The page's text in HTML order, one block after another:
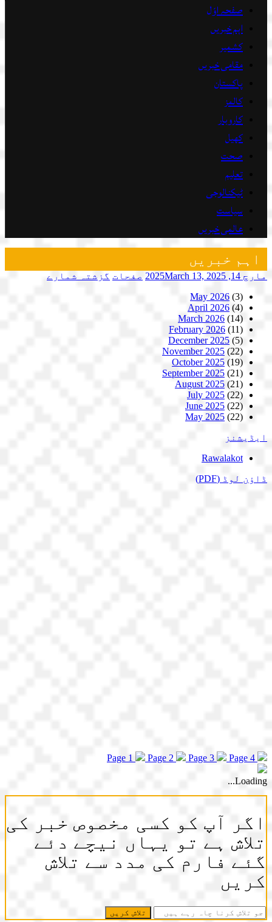
صفحہ اوّل
اہم خبریں
کشمیر
مقامی خبریں
پاکستان
کالمز
کاروبار
کھیل
صحت
تعلیم
ٹیکنالوجی
سیاست
عالمی خبریں
اہم خبریں
مارچ 14, 2025 March 13, 2025 صفحات گزشتہ شمارے
May 2026 (3)
April 2026 (4)
March 2026 (14)
February 2026 (11)
December 2025 (5)
November 2025 (22)
October 2025 (19)
September 2025 (21)
August 2025 (21)
July 2025 (22)
June 2025 (22)
May 2025 (22)
ایڈیشنز
Rawalakot
ڈاؤن لوڈ (PDF)
Page 1 Page 2 Page 3 Page 4
Loading...
اگر آپ کو کسی مخصوص خبر کی
تلاش ہے تو یہاں نیچے دئے
گئے فارم کی مدد سے تلاش
کریں